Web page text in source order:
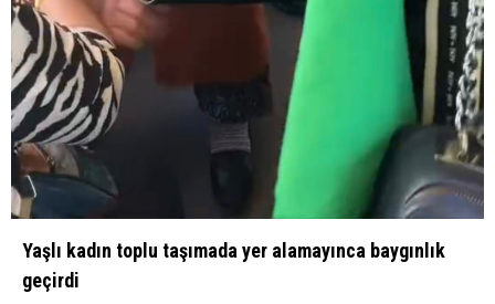
Yaşlı kadın toplu taşımada yer alamayınca baygınlık
geçirdi